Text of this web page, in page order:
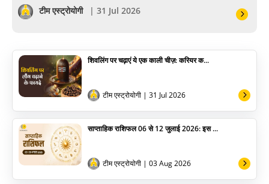
सेलिब्रिटी
योग
अन्य
टीम एस्ट्रोयोगी | 31 Jul 2026
शिवलिंग पर चढ़ाएं ये एक काली चीज़: करियर क...
टीम एस्ट्रोयोगी | 31 Jul 2026
साप्ताहिक राशिफल 06 से 12 जुलाई 2026: इस ...
टीम एस्ट्रोयोगी | 03 Aug 2026